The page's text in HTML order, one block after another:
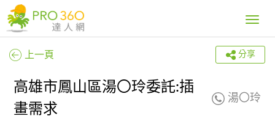
Toggle
上一頁 分享
高雄市鳳山區湯〇玲委託:插
畫需求
湯〇玲